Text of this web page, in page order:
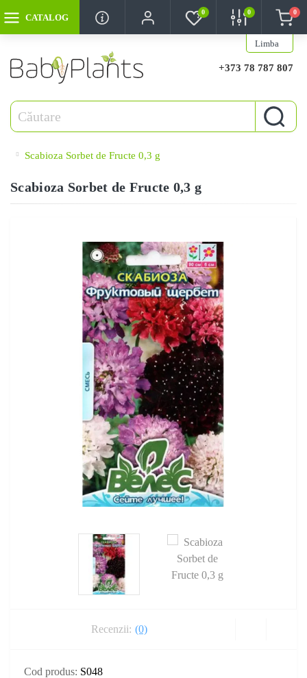
CATALOG
Limba
0 0 0
+373 78 787 807
Scabioza Sorbet de Fructe 0,3 g
Scabioza Sorbet de Fructe 0,3 g
Recenzii: (0)
Cod produs: S048